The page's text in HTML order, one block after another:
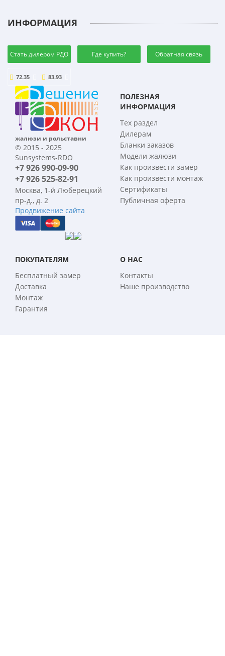
ИНФОРМАЦИЯ
Стать дилером РДО Где купить? Обратная связь
72.35 83.93
жалюзи и рольставни
© 2015 - 2025
Sunsystems-RDO
+7 926 990-09-90
+7 926 525-82-91
Москва, 1-й Люберецкий
пр-д., д. 2
Продвижение сайта
ПОЛЕЗНАЯ
ИНФОРМАЦИЯ
Тех раздел
Дилерам
Бланки заказов
Модели жалюзи
Как произвести замер
Как произвести монтаж
Сертификаты
Публичная оферта
ПОКУПАТЕЛЯМ
Бесплатный замер
Доставка
Монтаж
Гарантия
О НАС
Контакты
Наше производство